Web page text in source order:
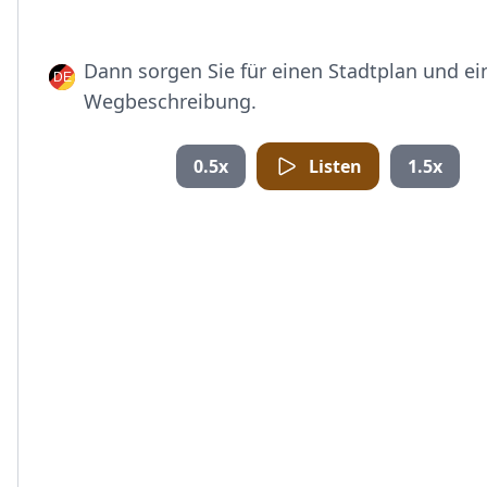
Dann sorgen Sie für einen Stadtplan und
Wegbeschreibung.
0.5x Listen 1.5x